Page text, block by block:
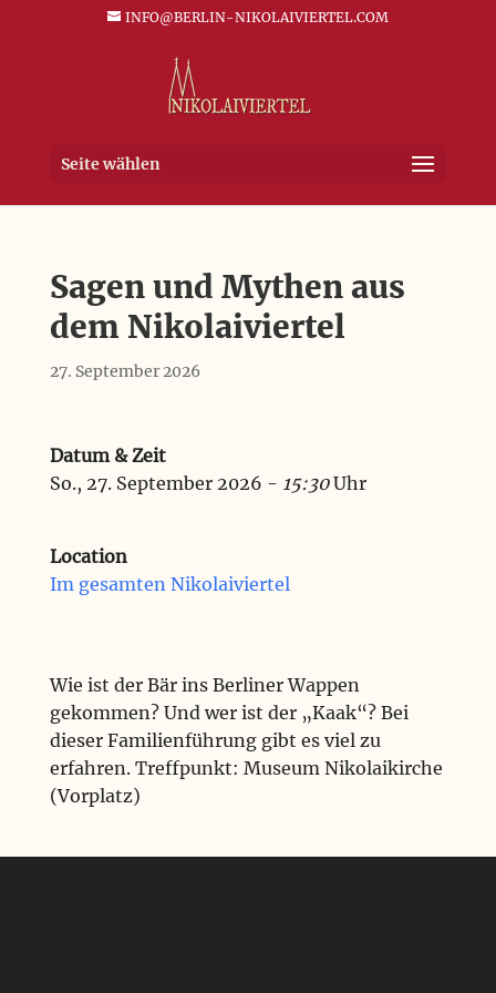
INFO@BERLIN-NIKOLAIVIERTEL.COM
Seite wählen
Sagen und Mythen aus
dem Nikolaiviertel
27. September 2026
Datum & Zeit
So., 27. September 2026 - 15:30Uhr
Location
Im gesamten Nikolaiviertel
Wie ist der Bär ins Berliner Wappen
gekommen? Und wer ist der „Kaak“? Bei
dieser Familienführung gibt es viel zu
erfahren. Treffpunkt: Museum Nikolaikirche
(Vorplatz)